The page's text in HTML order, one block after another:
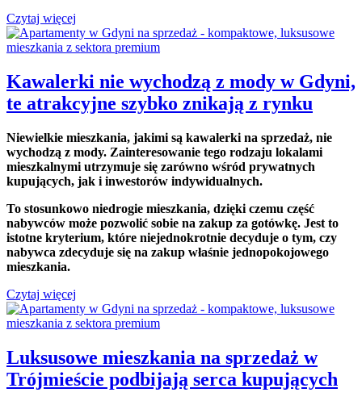
Czytaj więcej
Kawalerki nie wychodzą z mody w Gdyni,
te atrakcyjne szybko znikają z rynku
Niewielkie mieszkania, jakimi są kawalerki na sprzedaż, nie
wychodzą z mody. Zainteresowanie tego rodzaju lokalami
mieszkalnymi utrzymuje się zarówno wśród prywatnych
kupujących, jak i inwestorów indywidualnych.
To stosunkowo niedrogie mieszkania, dzięki czemu część
nabywców może pozwolić sobie na zakup za gotówkę. Jest to
istotne kryterium, które niejednokrotnie decyduje o tym, czy
nabywca zdecyduje się na zakup właśnie jednopokojowego
mieszkania.
Czytaj więcej
Luksusowe mieszkania na sprzedaż w
Trójmieście podbijają serca kupujących